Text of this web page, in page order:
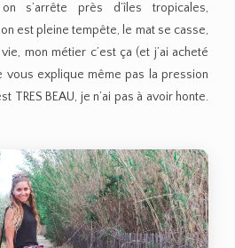
s’arrête près d’îles tropicales,
est pleine tempête, le mat se casse,
mon métier c’est ça (et j’ai acheté
vous explique même pas la pression
TRES BEAU, je n’ai pas à avoir honte.